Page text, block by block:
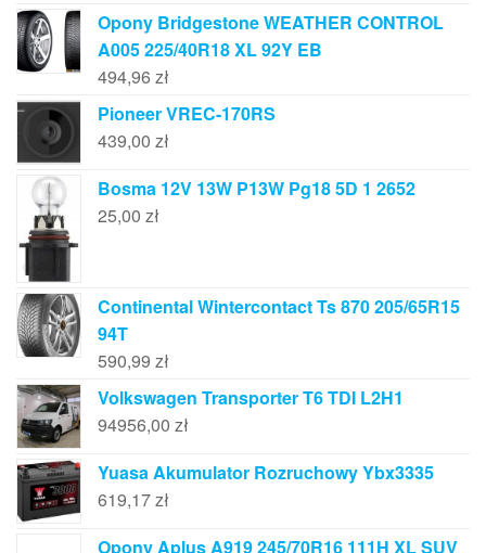
Opony Bridgestone WEATHER CONTROL
A005 225/40R18 XL 92Y EB
494,96 zł
Pioneer VREC-170RS
439,00 zł
Bosma 12V 13W P13W Pg18 5D 1 2652
25,00 zł
Continental Wintercontact Ts 870 205/65R15
94T
590,99 zł
Volkswagen Transporter T6 TDI L2H1
94956,00 zł
Yuasa Akumulator Rozruchowy Ybx3335
619,17zł
Opony Aplus A919 245/70R16 111H XL SUV